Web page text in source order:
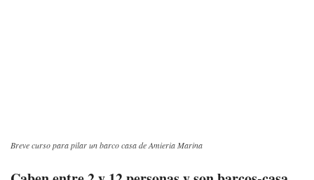
Breve curso para pilar un barco casa de Amieria Marina